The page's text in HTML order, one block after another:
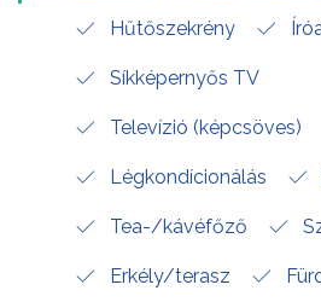
Hűtőszekrény
Síkképernyős TV
Televízió (képcsöves)
Légkondícionálás
Tea-/kávéfőző
Erkély/terasz